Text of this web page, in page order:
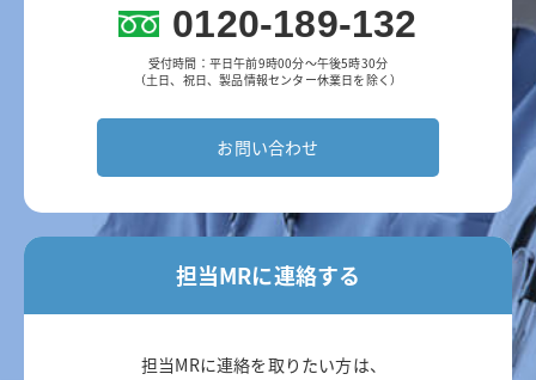
0120-189-132
受付時間：平日午前9時00分～午後5時30分
（土日、祝日、製品情報センター休業日を除く）
お問い合わせ
担当MRに連絡する
担当MRに連絡を取りたい方は、